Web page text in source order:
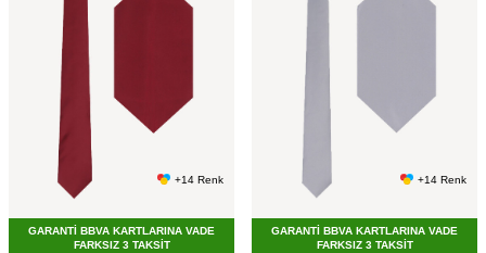
+14 Renk
GARANTİ BBVA KARTLARINA VADE
FARKSIZ 3 TAKSİT
+14 Renk
GARANTİ BBVA KARTLARINA VADE
FARKSIZ 3 TAKSİT